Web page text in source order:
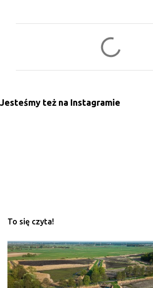
t
Jesteśmy też na Instagramie
To się czyta!